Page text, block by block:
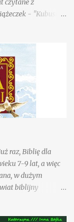
czytane z
- "Kubusia
gadżetach,
wykorzystywany
Disneya.
przyciąga przed
chętnie
Wydana
to
W książce
współczesnych
raz, Biblię dla
7-9 lat, a więc
w dużym
biblijny